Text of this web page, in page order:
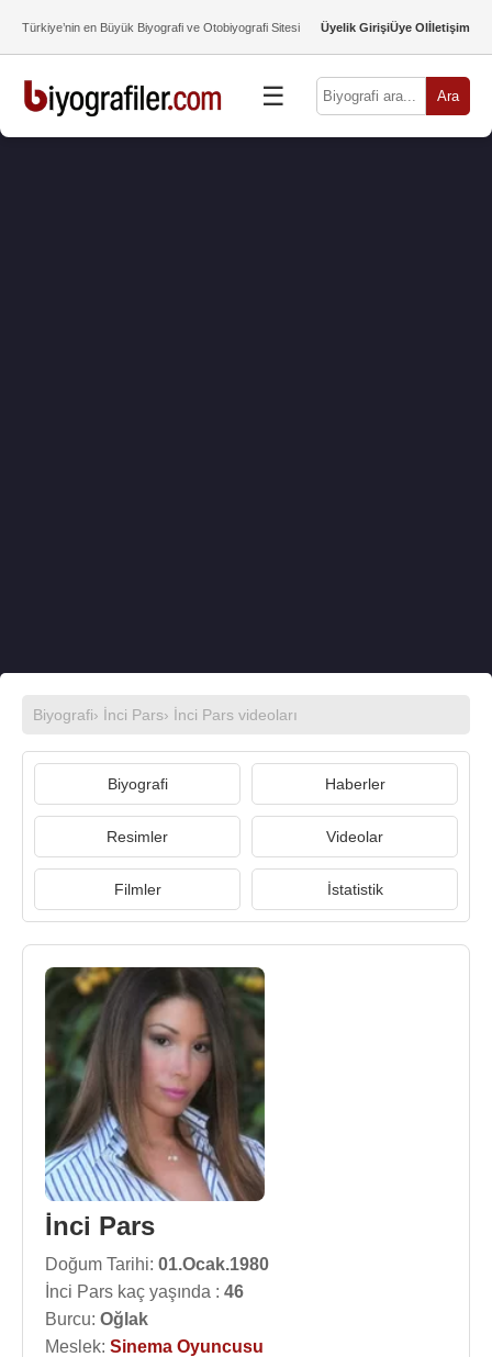
Türkiye’nin en Büyük Biyografi ve Otobiyografi Sitesi Üyelik GirişiÜye Olİletişim
☰ Ara
Biyografi› İnci Pars› İnci Pars videoları
Biyografi Haberler
Resimler Videolar
Filmler İstatistik
İnci Pars
Doğum Tarihi: 01.Ocak.1980
İnci Pars kaç yaşında : 46
Burcu: Oğlak
Meslek: Sinema Oyuncusu